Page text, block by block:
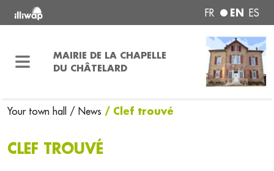
FR EN ES
MAIRIE DE LA CHAPELLE
DU CHÂTELARD
Your town hall / News / Clef trouvé
CLEF TROUVÉ